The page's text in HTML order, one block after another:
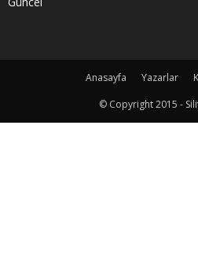
Anasayfa Yazarlar
© Copyright 2015 -